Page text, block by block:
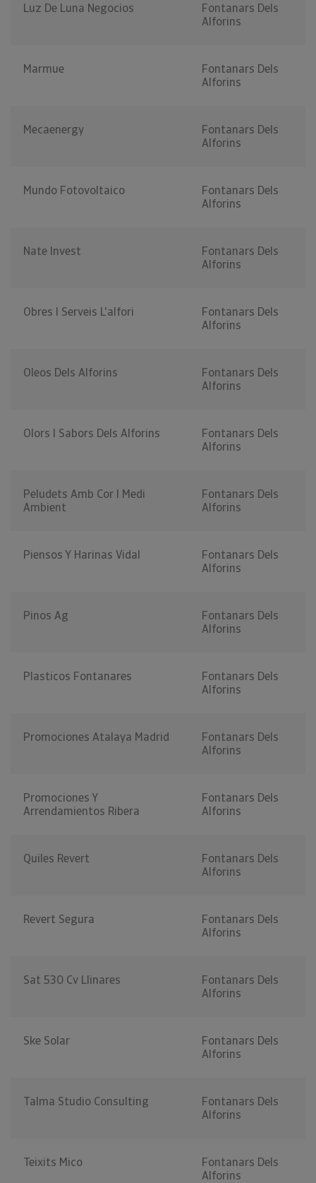
Luz De Luna Negocios
Fontanars Dels
Alforins
Marmue
Fontanars Dels
Alforins
Mecaenergy
Fontanars Dels
Alforins
Mundo Fotovoltaico
Fontanars Dels
Alforins
Nate Invest
Fontanars Dels
Alforins
Obres I Serveis L'alfori
Fontanars Dels
Alforins
Oleos Dels Alforins
Fontanars Dels
Alforins
Olors I Sabors Dels Alforins
Fontanars Dels
Alforins
Peludets Amb Cor I Medi
Ambient
Fontanars Dels
Alforins
Piensos Y Harinas Vidal
Fontanars Dels
Alforins
Pinos Ag
Fontanars Dels
Alforins
Plasticos Fontanares
Fontanars Dels
Alforins
Promociones Atalaya Madrid
Fontanars Dels
Alforins
Promociones Y
Arrendamientos Ribera
Fontanars Dels
Alforins
Quiles Revert
Fontanars Dels
Alforins
Revert Segura
Fontanars Dels
Alforins
Sat 530 Cv Llinares
Fontanars Dels
Alforins
Ske Solar
Fontanars Dels
Alforins
Talma Studio Consulting
Fontanars Dels
Alforins
Teixits Mico
Fontanars Dels
Alforins